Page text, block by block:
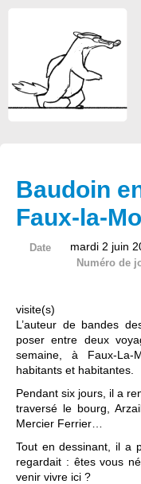
Baudoin
Faux-la-
Date mardi 2 juin
Numéro de
visite(s)
L’auteur de bandes
poser entre deux
semaine, à Faux-
habitants et habitantes.
Pendant six jours, il a
traversé le bourg,
Mercier Ferrier…
Tout en dessinant, il a
regardait : êtes vous
venir vivre ici ?